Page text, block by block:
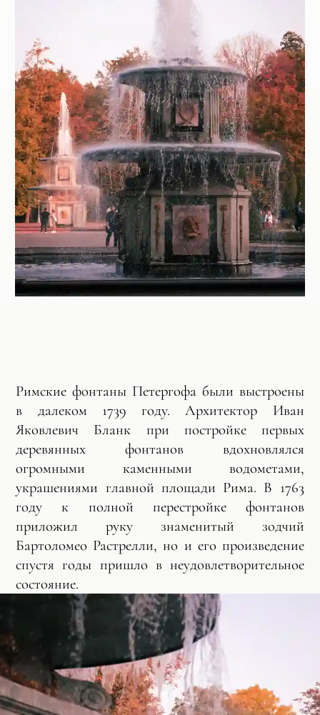
Римские фонтаны Петергофа были выстроены
в далеком 1739 году. Архитектор Иван
Яковлевич Бланк при постройке первых
деревянных фонтанов вдохновлялся
огромными каменными водометами,
украшениями главной площади Рима. В 1763
году к полной перестройке фонтанов
приложил руку знаменитый зодчий
Бартоломео Растрелли, но и его произведение
спустя годы пришло в неудовлетворительное
состояние.